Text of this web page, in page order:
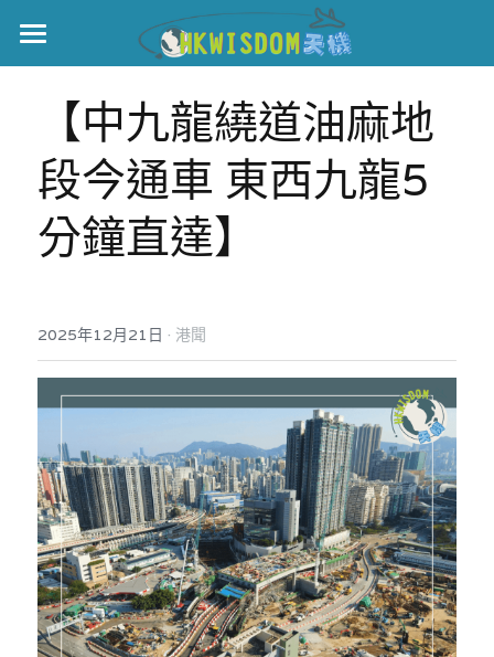
主頁
世界盃
伊美戰爭
黎智英案
美西媒體謊言實錄
宏福‧革新
宏福苑聽證會
記錄．宏福苑火災
港聞
中國
國際
娛樂
反華推手你要知
反華推手懶人包
民主派騙案十式
KOL 專欄
林淑芳專欄
絕密法庭檔案
【中九龍繞道油麻地
段今通車 東西九龍5
分鐘直達】
2025年12月21日 · 港聞